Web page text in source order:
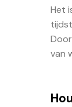
Het
van